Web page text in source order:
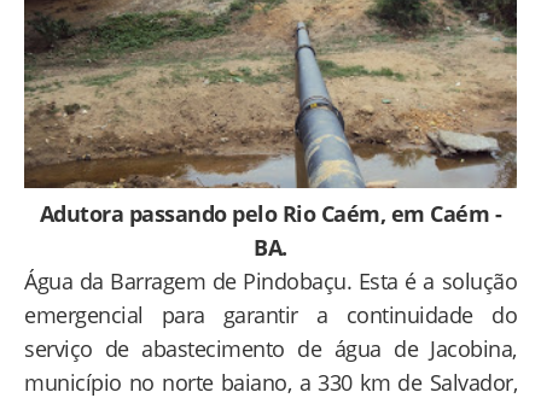
Adutora passando pelo Rio Caém, em Caém -
BA.
Água da Barragem de Pindobaçu. Esta é a solução
emergencial para garantir a continuidade do
serviço de abastecimento de água de Jacobina,
município no norte baiano, a 330 km de Salvador,